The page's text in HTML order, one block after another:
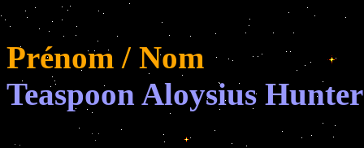
Prénom / Nom
Teaspoon Aloysius Hunter